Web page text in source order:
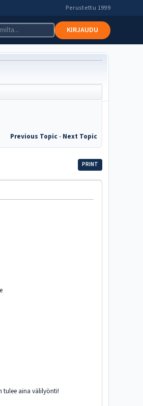
Perustettu 1999
KIRJAUDU
Previous Topic- Next Topic
PRINT
tulee aina välilyönti!